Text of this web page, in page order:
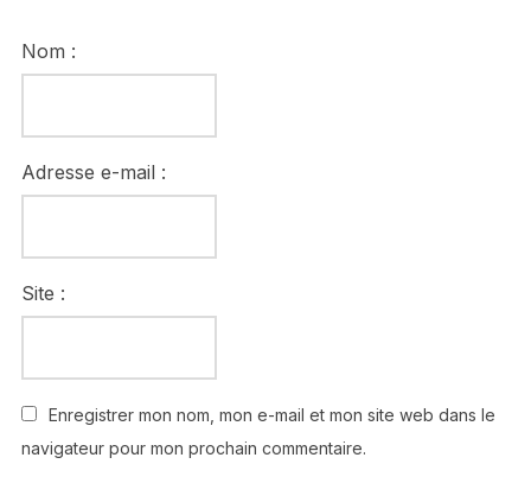
Nom :
Adresse e-mail :
Site :
Enregistrer mon nom, mon e-mail et mon site web dans le
navigateur pour mon prochain commentaire.